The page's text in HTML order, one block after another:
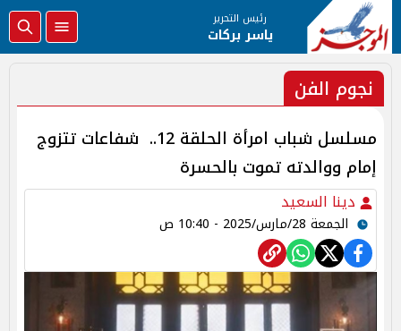
رئيس التحرير
ياسر بركات
نجوم الفن
مسلسل شباب امرأة الحلقة 12.. شفاعات تتزوج
إمام ووالدته تموت بالحسرة
دينا السعيد
الجمعة 28/مارس/2025 - 10:40 ص